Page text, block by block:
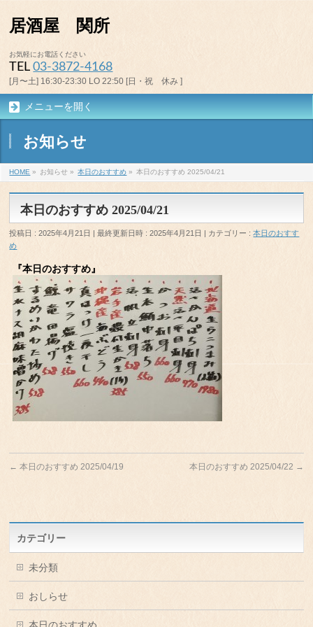
居酒屋 関所
お気軽にお電話ください
TEL03-3872-4168
[月〜土] 16:30-23:30 LO 22:50 [日・祝 休み ]
メニューを開く
お知らせ
HOME » お知らせ » 本日のおすすめ » 本日のおすすめ 2025/04/21
本日のおすすめ 2025/04/21
投稿日 : 2025年4月21日 最終更新日時 : 2025年4月21日 カテゴリー :本日のおすす
め
『本日のおすすめ』
← 本日のおすすめ 2025/04/19 本日のおすすめ 2025/04/22 →
カテゴリー
未分類
おしらせ